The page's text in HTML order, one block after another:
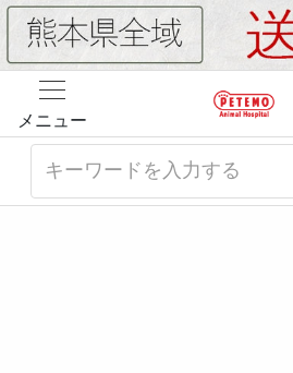
メニュー